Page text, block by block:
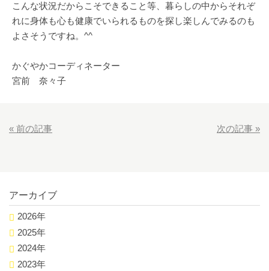
こんな状況だからこそできること等、暮らしの中からそれぞ
れに身体も心も健康でいられるものを探し楽しんでみるのも
よさそうですね。^^
かぐやかコーディネーター
宮前 奈々子
« 前の記事 次の記事 »
アーカイブ
2026年
2025年
2024年
2023年